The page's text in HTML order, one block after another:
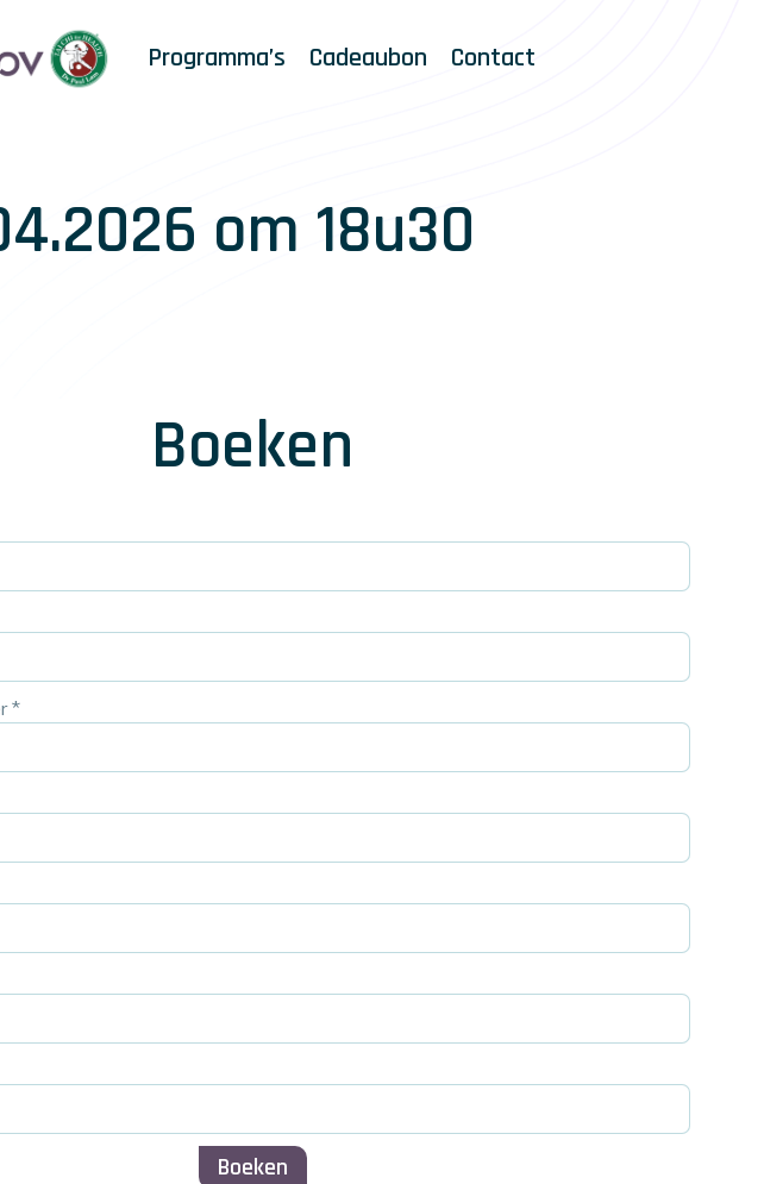
Programma’s Cadeaubon Contact
om 18u30
Boeken
*
Boeken